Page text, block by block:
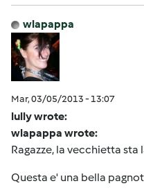
wlapappa
Mar, 03/05/2013 - 13:07
lully wrote:
wlapappa wrote:
Ragazze, la vecchietta
Questa e' una bella